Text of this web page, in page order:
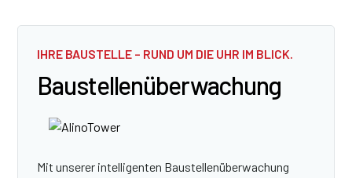
IHRE BAUSTELLE – RUND UM DIE UHR IM BLICK.
Baustellen­überwachung
Mit unserer intelligenten Baustellenüberwachung